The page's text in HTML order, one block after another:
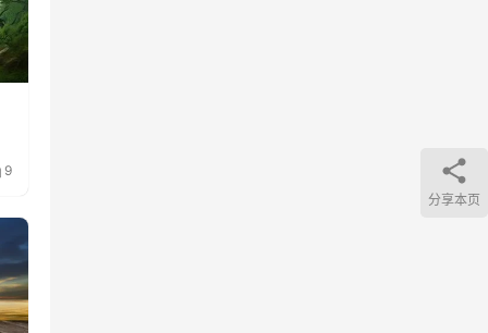
9
分享本页